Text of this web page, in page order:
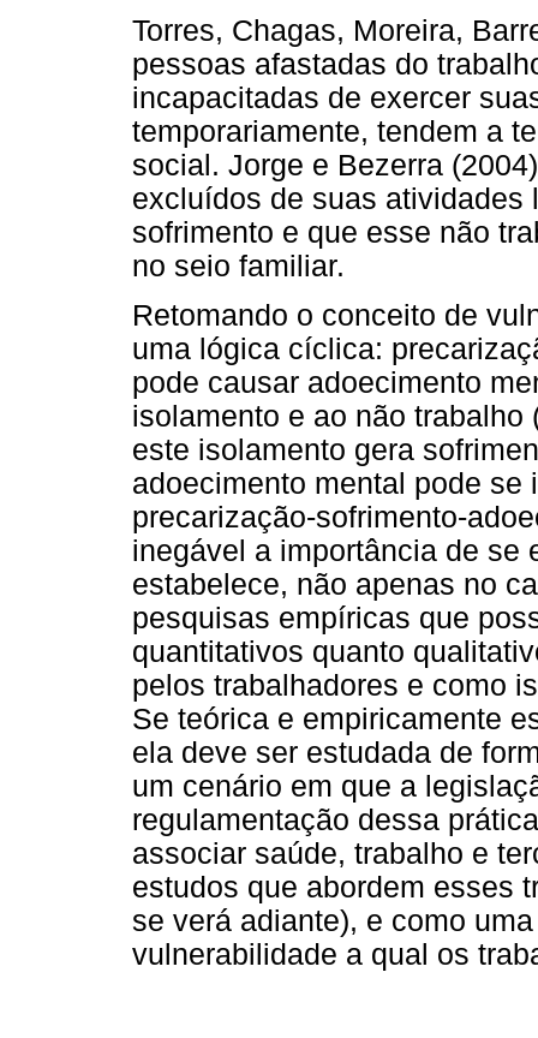
Torres, Chagas, Moreira,
pessoas afastadas do
incapacitadas de exercer
temporariamente, tendem a
social. Jorge e Bezerra
excluídos de suas atividades
sofrimento e que esse não
no seio familiar.
Retomando o conceito de
uma lógica cíclica:
pode causar adoecimento
isolamento e ao não
este isolamento gera
adoecimento mental pode se
precarização-sofrimento-
inegável a importância de se
estabelece, não apenas no
pesquisas empíricas que
quantitativos quanto
pelos trabalhadores e como
Se teórica e empiricamente
ela deve ser estudada de
um cenário em que a
regulamentação dessa
associar saúde, trabalho e
estudos que abordem esses
se verá adiante), e como
vulnerabilidade a qual os